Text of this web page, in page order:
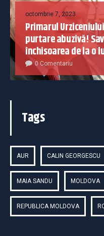
octombrie 7, 2023
Primarul
purtare abuzivă!
închisoarea de la o
0 Comentariu
Tags
AUR CALIN GEORGESCU
MAIA SANDU MOLDOVA
REPUBLICA MOLDOVA